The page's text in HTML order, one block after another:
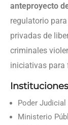
anteproyecto
regulatorio
privadas de
criminales
iniciativas para
Poder Judicial
Ministerio